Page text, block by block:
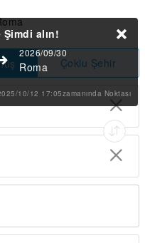
Çoklu Şehir
Şimdi alın!
2026/09/30
Roma
10/12 17:05zamanında Noktası